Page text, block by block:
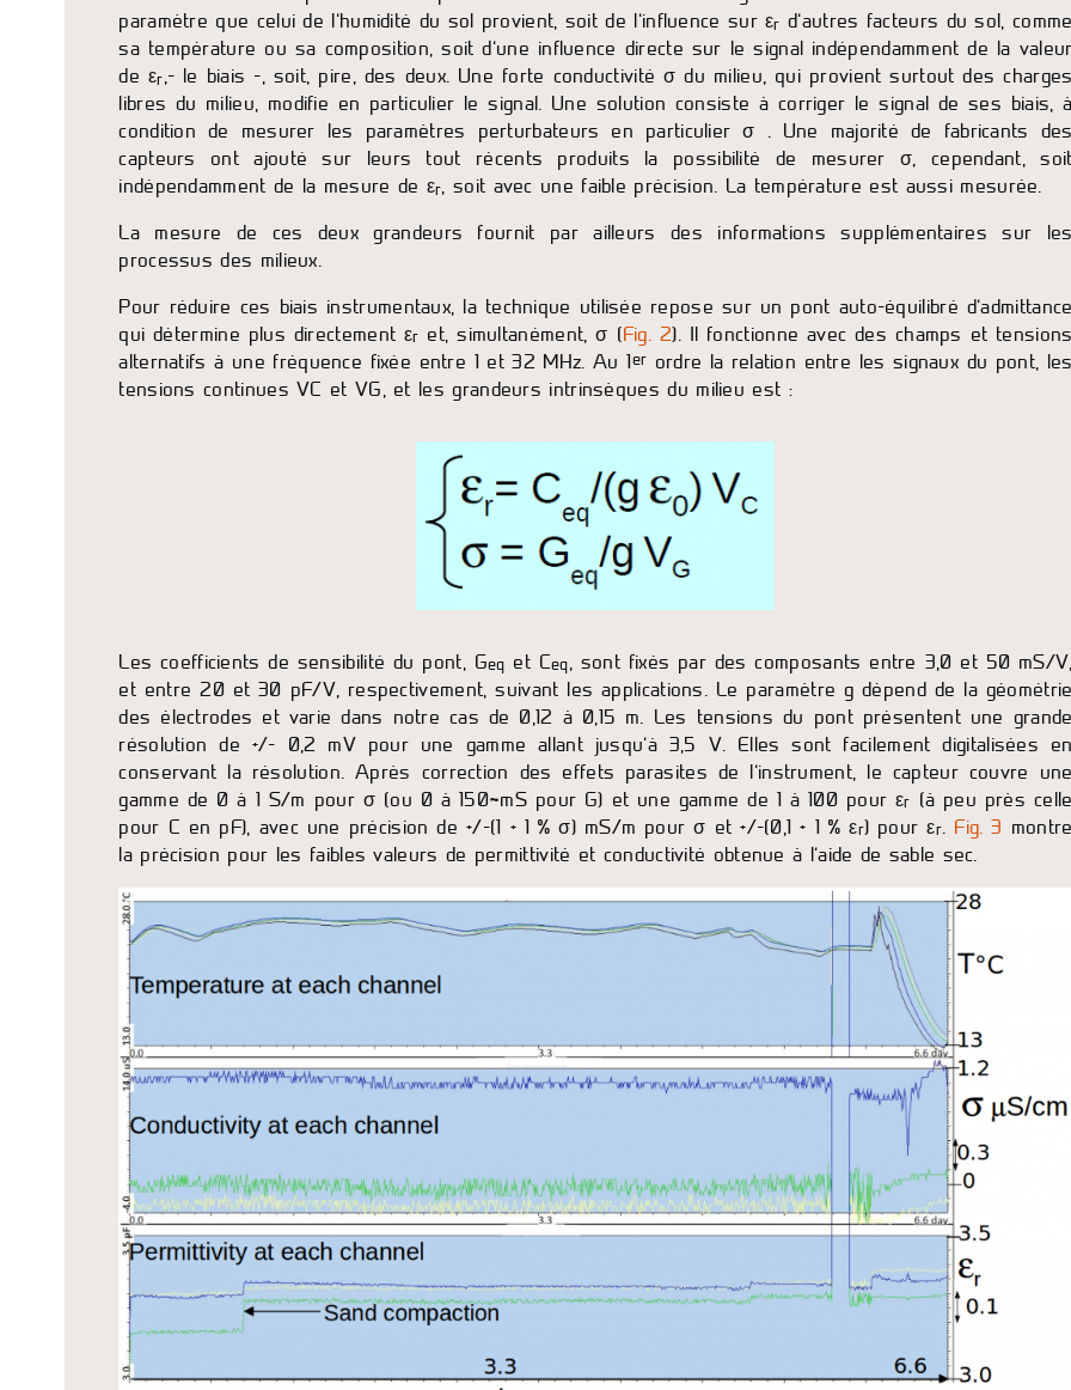
paramètre que celui de l’humidité du sol provient, soit de l’influence sur εr d’autres facteurs du sol, comme
sa température ou sa composition, soit d’une influence directe sur le signal indépendamment de la valeur
de εr,- le biais -, soit, pire, des deux. Une forte conductivité σ du milieu, qui provient surtout des charges
libres du milieu, modifie en particulier le signal. Une solution consiste à corriger le signal de ses biais, à
condition de mesurer les paramètres perturbateurs en particulier σ . Une majorité de fabricants des
capteurs ont ajouté sur leurs tout récents produits la possibilité de mesurer σ, cependant, soit
indépendamment de la mesure de εr, soit avec une faible précision. La température est aussi mesurée.
La mesure de ces deux grandeurs fournit par ailleurs des informations supplémentaires sur les
processus des milieux.
Pour réduire ces biais instrumentaux, la technique utilisée repose sur un pont auto-équilibré d’admittance
qui détermine plus directement εr et, simultanément, σ (Fig. 2). Il fonctionne avec des champs et tensions
alternatifs à une fréquence fixée entre 1 et 32 MHz. Au 1er ordre la relation entre les signaux du pont, les
tensions continues VC et VG, et les grandeurs intrinsèques du milieu est :
Les coefficients de sensibilité du pont, Geq et Ceq
, sont fixés par des composants entre 3,0 et 50 mS/V,
et entre 20 et 30 pF/V, respectivement, suivant les applications. Le paramètre g dépend de la géométrie
des électrodes et varie dans notre cas de 0,12 à 0,15 m. Les tensions du pont présentent une grande
résolution de +/- 0,2 mV pour une gamme allant jusqu’à 3,5 V. Elles sont facilement digitalisées en
conservant la résolution. Après correction des effets parasites de l’instrument, le capteur couvre une
gamme de 0 à 1 S/m pour σ (ou 0 à 150~mS pour G) et une gamme de 1 à 100 pour εr (à peu près celle
pour C en pF), avec une précision de +/-(1 + 1 % σ) mS/m pour σ et +/-(0,1 + 1 % εr) pour εr. Fig. 3 montre
la précision pour les faibles valeurs de permittivité et conductivité obtenue à l’aide de sable sec.